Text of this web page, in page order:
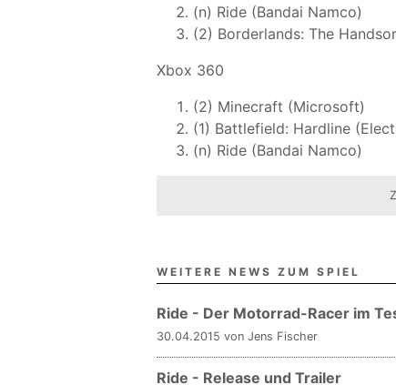
(n) Ride (Bandai Namco)
(2) Borderlands: The
Xbox 360
(2) Minecraft (Microsoft)
(1) Battlefield: Hardline
(n) Ride (Bandai Namco)
WEITERE NEWS ZUM SPIEL
Ride - Der Motorrad-Racer im
30.04.2015 von Jens Fischer
Ride - Release und Trailer